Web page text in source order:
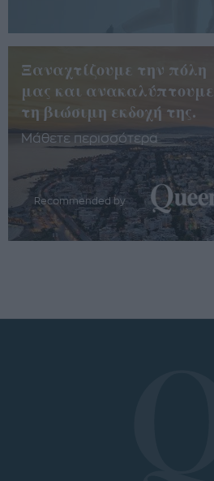
Ξαναχτίζουμε την πόλη
μας και ανακαλύπτουμε
τη βιώσιμη εκδοχή της.
Μάθετε περισσότερα
Recommended by